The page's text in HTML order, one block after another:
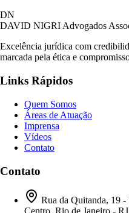
DN
DAVID NIGRIAdvogados
Excelência jurídica com
marcada pela ética e
Links Rápidos
Quem Somos
Áreas de Atuação
Imprensa
Vídeos
Contato
Contato
Rua da Quitanda, 19 -